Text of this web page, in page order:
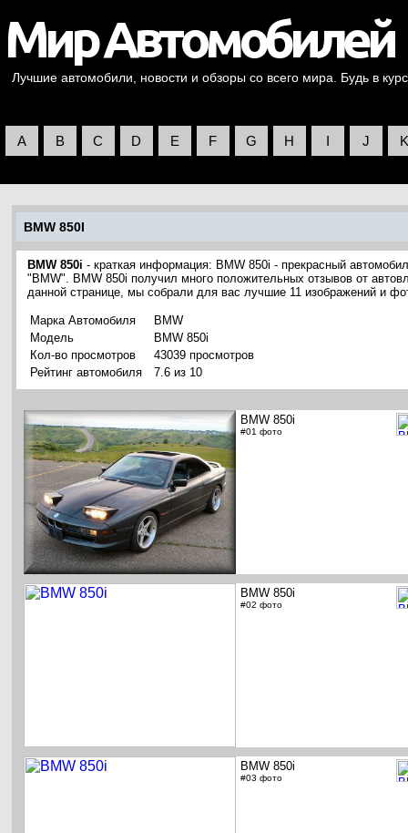
Лучшие автомобили, новости и обзоры со всего мира. Будь в
A B C D E F G H I J K
BMW 850I
BMW 850i - краткая информация: BMW 850i - прекрасный
"BMW". BMW 850i получил много положительных отзывов от
данной странице, мы собрали для вас лучшие 11 изображений и
Марка Автомобиля
BMW
Модель
BMW 850i
Кол-во просмотров
43039 просмотров
Рейтинг автомобиля
7.6 из 10
BMW 850i
#01 фото
BMW 850i
#02 фото
BMW 850i
#03 фото